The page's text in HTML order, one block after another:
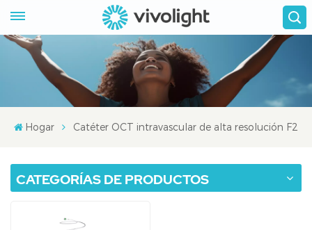
Hogar Catéter OCT intravascular de alta resolución F2
CATEGORÍAS DE PRODUCTOS